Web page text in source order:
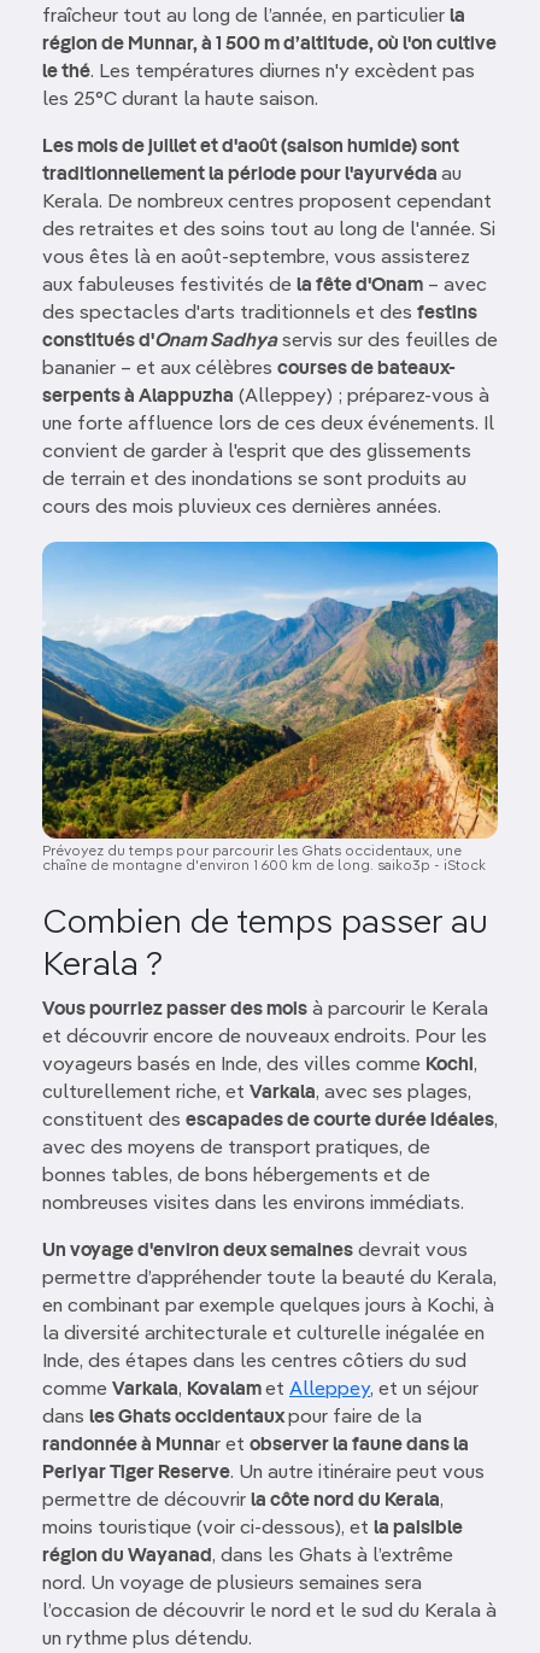
fraîcheur tout au long de l’année, en particulier la
région de Munnar, à 1 500 m d’altitude, où l'on cultive
le thé. Les températures diurnes n'y excèdent pas
les 25°C durant la haute saison.
Les mois de juillet et d'août (saison humide) sont
traditionnellement la période pour l'ayurvéda au
Kerala. De nombreux centres proposent cependant
des retraites et des soins tout au long de l'année. Si
vous êtes là en août-septembre, vous assisterez
aux fabuleuses festivités de la fête d'Onam – avec
des spectacles d'arts traditionnels et des festins
constitués d'Onam Sadhyaservis sur des feuilles de
bananier – et aux célèbres courses de bateaux-
serpents à Alappuzha (Alleppey) ; préparez-vous à
une forte affluence lors de ces deux événements. Il
convient de garder à l'esprit que des glissements
de terrain et des inondations se sont produits au
cours des mois pluvieux ces dernières années.
Image
Prévoyez du temps pour parcourir les Ghats occidentaux, une
chaîne de montagne d'environ 1 600 km de long. saiko3p - iStock
Combien de temps passer au
Kerala ?
Vous pourriez passer des mois à parcourir le Kerala
et découvrir encore de nouveaux endroits. Pour les
voyageurs basés en Inde, des villes comme Kochi ,
culturellement riche, et Varkala, avec ses plages,
constituent des escapades de courte durée idéales,
avec des moyens de transport pratiques, de
bonnes tables, de bons hébergements et de
nombreuses visites dans les environs immédiats.
Un voyage d'environ deux semaines devrait vous
permettre d’appréhender toute la beauté du Kerala,
en combinant par exemple quelques jours à Kochi, à
la diversité architecturale et culturelle inégalée en
Inde, des étapes dans les centres côtiers du sud
comme Varkala, Kovalamet Alleppey, et un séjour
dans les Ghats occidentauxpour faire de la
randonnée à Munnar et observer la faune dans la
Periyar Tiger Reserve. Un autre itinéraire peut vous
permettre de découvrir la côte nord du Kerala,
moins touristique (voir ci-dessous), et la paisible
région du Wayanad, dans les Ghats à l’extrême
nord. Un voyage de plusieurs semaines sera
l’occasion de découvrir le nord et le sud du Kerala à
un rythme plus détendu.